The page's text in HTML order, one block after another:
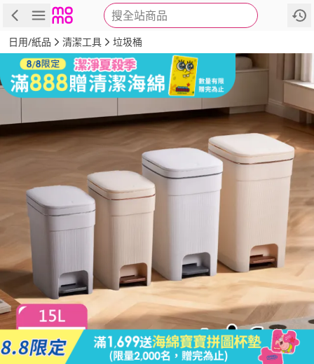
搜全站商品
商品 評價 詳情
日用/紙品 清潔工具 垃圾桶